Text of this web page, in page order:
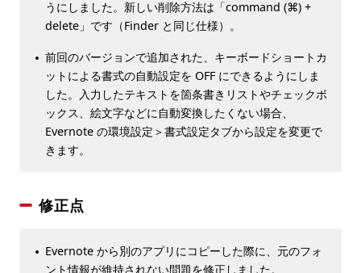
うにしました。新しい削除方法は「command (⌘) +
delete」です（Finder と同じ仕様）。
前回のバージョンで追加された、キーボードショートカ
ットによる書式の自動設定を OFF にできるようにしま
した。入力したテキストを箇条書きリストやチェックボ
ックス、絵文字などに自動変換したくない場合、
Evernote の環境設定＞書式設定タブから設定を変更で
きます。
修正点
Evernote から別のアプリにコピーした際に、元のフォ
ント情報が維持されない問題を修正しました。